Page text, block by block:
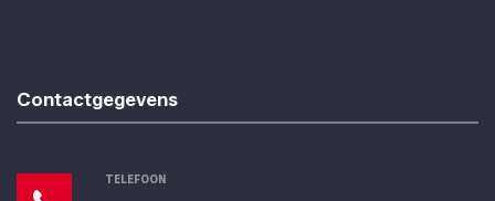
Contactgegevens
TELEFOON